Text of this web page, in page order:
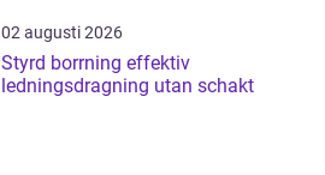
02 augusti 2026
Styrd borrning effektiv
ledningsdragning utan schakt